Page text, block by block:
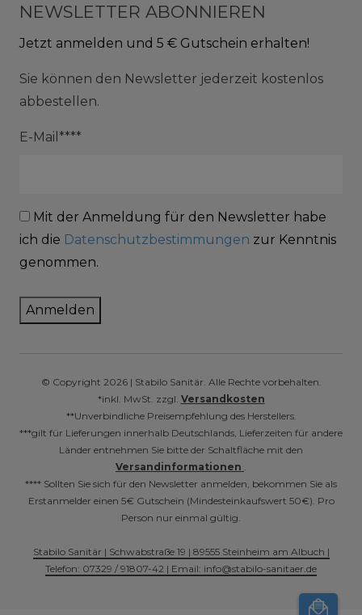
NEWSLETTER ABONNIEREN
Jetzt anmelden und 5 € Gutschein erhalten!
Sie können den Newsletter jederzeit kostenlos
abbestellen.
E-Mail****
Mit der Anmeldung für den Newsletter habe
ich die Datenschutzbestimmungen zur Kenntnis
genommen.
Anmelden
© Copyright 2026 | Stabilo Sanitär. Alle Rechte vorbehalten.
*inkl. MwSt. zzgl. Versandkosten
**Unverbindliche Preisempfehlung des Herstellers.
***gilt für Lieferungen innerhalb Deutschlands, Lieferzeiten für andere
Länder entnehmen Sie bitte der Schaltfläche mit den
Versandinformationen .
**** Sollten Sie sich für den Newsletter anmelden, bekommen Sie als
Erstanmelder einen 5€ Gutschein (Mindesteinkaufswert 50€). Pro
Person nur einmal gültig.
Stabilo Sanitär | Schwabstraße 19 | 89555 Steinheim am Albuch |
Telefon: 07329 / 91807-42 | Email: info@stabilo-sanitaer.de